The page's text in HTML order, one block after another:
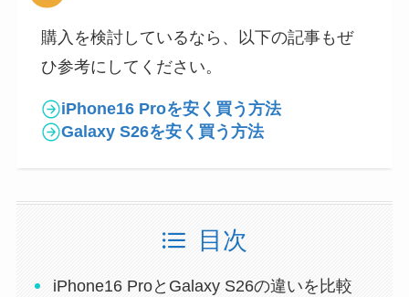
購入を検討しているなら、以下の記事もぜ
ひ参考にしてください。
iPhone16 Proを安く買う方法
Galaxy S26を安く買う方法
目次
iPhone16 ProとGalaxy S26の違いを比較